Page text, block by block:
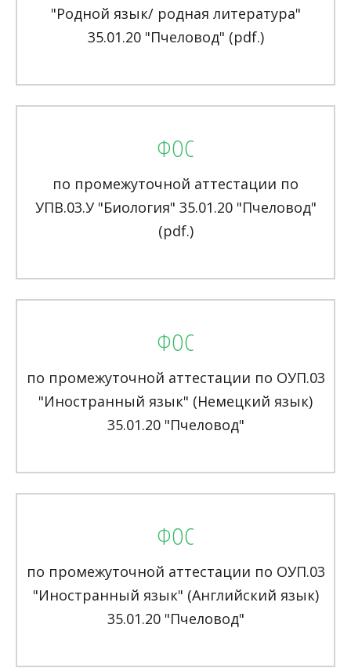
"Родной язык/ родная литература"
35.01.20 "Пчеловод" (pdf.)
ФОС
по промежуточной аттестации по
УПВ.03.У "Биология" 35.01.20 "Пчеловод"
(pdf.)
ФОС
по промежуточной аттестации по ОУП.03
"Иностранный язык" (Немецкий язык)
35.01.20 "Пчеловод"
ФОС
по промежуточной аттестации по ОУП.03
"Иностранный язык" (Английский язык)
35.01.20 "Пчеловод"